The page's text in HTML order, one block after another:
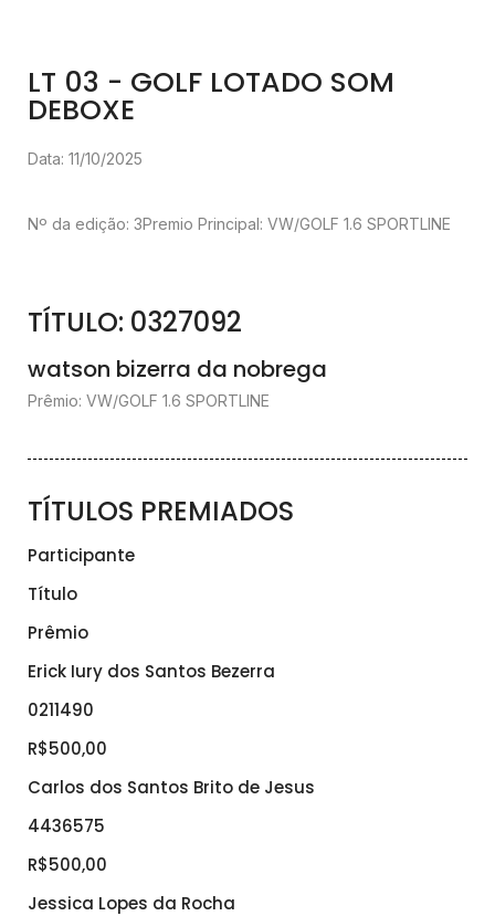
LT 03 - GOLF LOTADO SOM
DEBOXE
Data: 11/10/2025
Nº da edição: 3Premio Principal: VW/GOLF 1.6 SPORTLINE
TÍTULO: 0327092
watson bizerra da nobrega
Prêmio: VW/GOLF 1.6 SPORTLINE
TÍTULOS PREMIADOS
Participante
Título
Prêmio
Erick Iury dos Santos Bezerra
0211490
R$500,00
Carlos dos Santos Brito de Jesus
4436575
R$500,00
Jessica Lopes da Rocha